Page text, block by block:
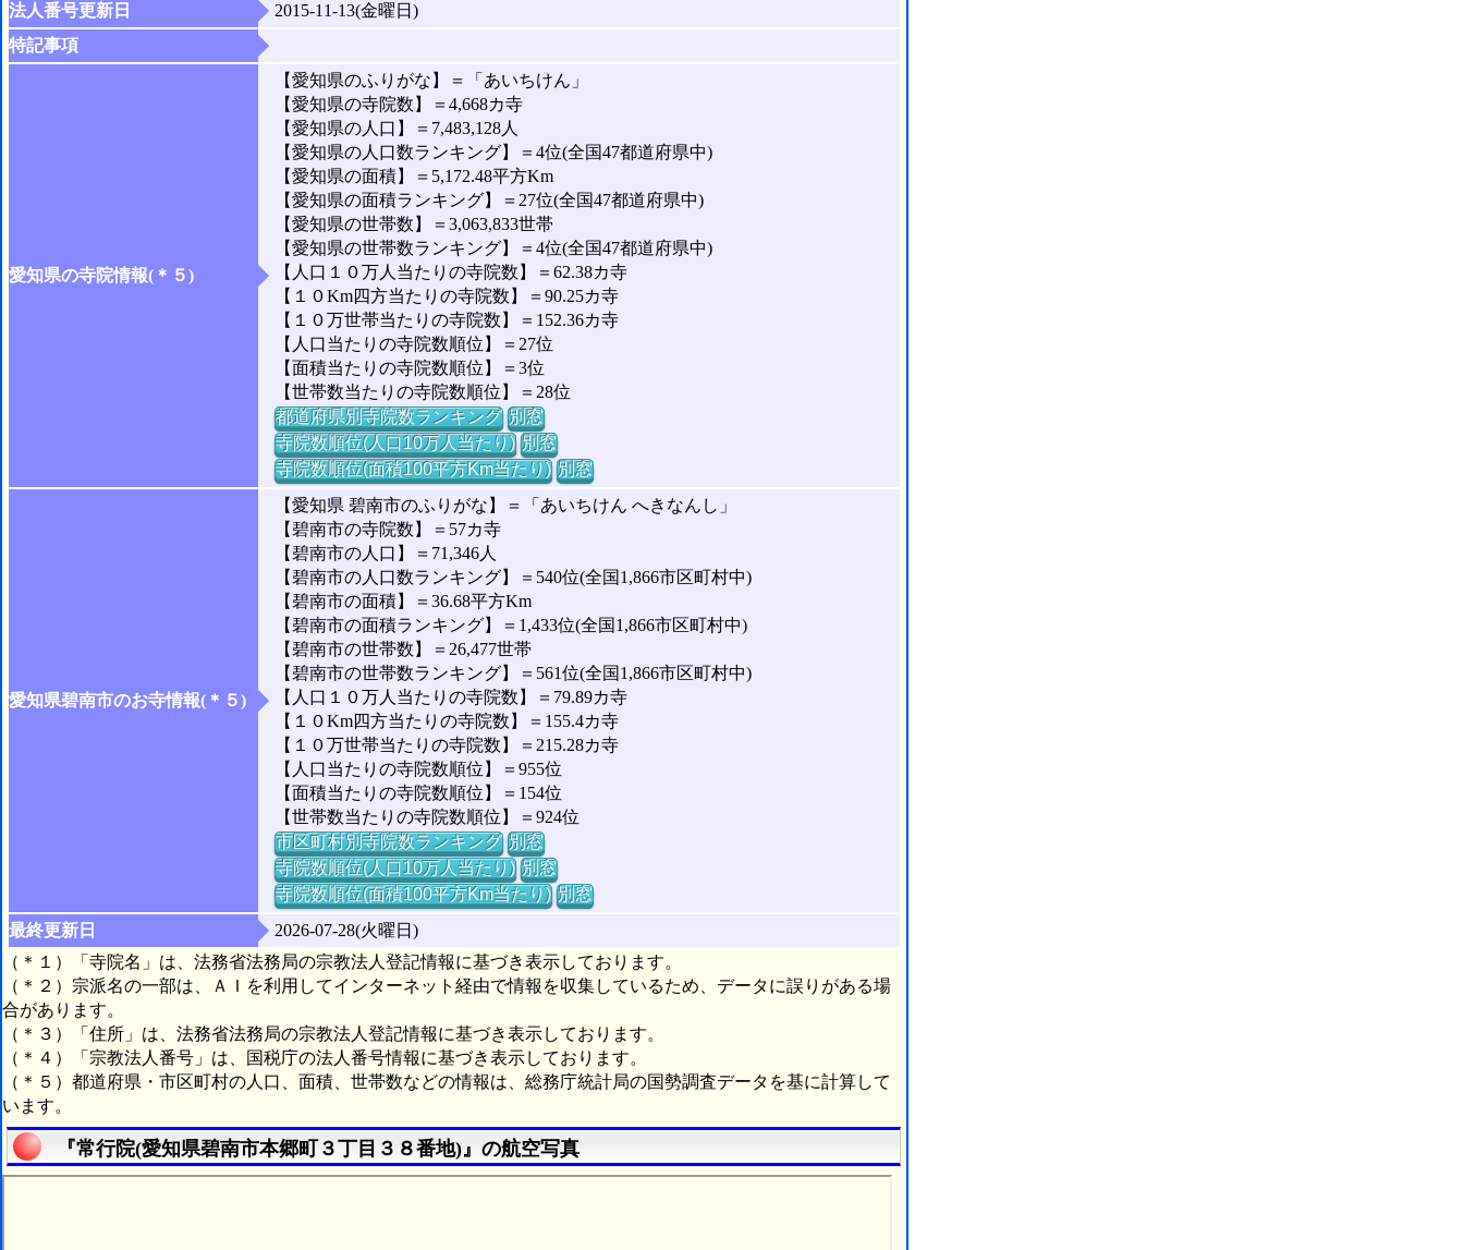
法人番号更新日
2015-11-13(金曜日)
特記事項
愛知県の寺院情報(＊５)
【愛知県のふりがな】＝「あいちけん」
【愛知県の寺院数】＝4,668カ寺
【愛知県の人口】＝7,483,128人
【愛知県の人口数ランキング】＝4位(全国47都道府県中)
【愛知県の面積】＝5,172.48平方Km
【愛知県の面積ランキング】＝27位(全国47都道府県中)
【愛知県の世帯数】＝3,063,833世帯
【愛知県の世帯数ランキング】＝4位(全国47都道府県中)
【人口１０万人当たりの寺院数】＝62.38カ寺
【１０Km四方当たりの寺院数】＝90.25カ寺
【１０万世帯当たりの寺院数】＝152.36カ寺
【人口当たりの寺院数順位】＝27位
【面積当たりの寺院数順位】＝3位
【世帯数当たりの寺院数順位】＝28位
都道府県別寺院数ランキング 別窓
寺院数順位(人口10万人当たり) 別窓
寺院数順位(面積100平方Km当たり) 別窓
愛知県碧南市のお寺情報(＊５)
【愛知県 碧南市のふりがな】＝「あいちけん へきなんし」
【碧南市の寺院数】＝57カ寺
【碧南市の人口】＝71,346人
【碧南市の人口数ランキング】＝540位(全国1,866市区町村中)
【碧南市の面積】＝36.68平方Km
【碧南市の面積ランキング】＝1,433位(全国1,866市区町村中)
【碧南市の世帯数】＝26,477世帯
【碧南市の世帯数ランキング】＝561位(全国1,866市区町村中)
【人口１０万人当たりの寺院数】＝79.89カ寺
【１０Km四方当たりの寺院数】＝155.4カ寺
【１０万世帯当たりの寺院数】＝215.28カ寺
【人口当たりの寺院数順位】＝955位
【面積当たりの寺院数順位】＝154位
【世帯数当たりの寺院数順位】＝924位
市区町村別寺院数ランキング 別窓
寺院数順位(人口10万人当たり) 別窓
寺院数順位(面積100平方Km当たり) 別窓
最終更新日
2026-07-28(火曜日)
（＊１）「寺院名」は、法務省法務局の宗教法人登記情報に基づき表示しております。
（＊２）宗派名の一部は、ＡＩを利用してインターネット経由で情報を収集しているため、データに誤りがある場
合があります。
（＊３）「住所」は、法務省法務局の宗教法人登記情報に基づき表示しております。
（＊４）「宗教法人番号」は、国税庁の法人番号情報に基づき表示しております。
（＊５）都道府県・市区町村の人口、面積、世帯数などの情報は、総務庁統計局の国勢調査データを基に計算して
います。
『常行院(愛知県碧南市本郷町３丁目３８番地)』の航空写真